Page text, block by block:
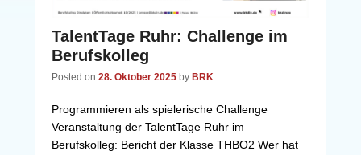
TalentTage Ruhr: Challenge im
Berufskolleg
Posted on 28. Oktober 2025 by BRK
Programmieren als spielerische Challenge
Veranstaltung der TalentTage Ruhr im
Berufskolleg: Bericht der Klasse THBO2 Wer hat